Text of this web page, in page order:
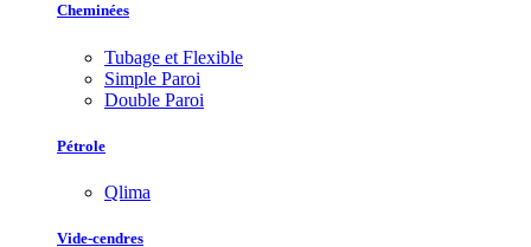
Cheminées
Tubage et Flexible
Simple Paroi
Double Paroi
Pétrole
Qlima
Vide-cendres